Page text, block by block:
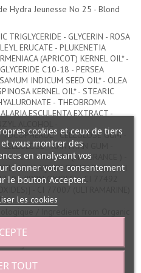
Hydra Jeunesse No 25 - Blond
TRIGLYCERIDE - GLYCERIN - ROSA
ERUCATE - PLUKENETIA
(APRICOT) KERNEL OIL* -
C10-18 - PERSEA
INDICUM SEED OIL* - OLEA
KERNEL OIL* - STEARIC
- THEOBROMA
ESCULENTA EXTRACT -
- CELLULOSE GUM -
- XANTHAN GUM -
ACID - PARFUM (FRAGRANCE ) -
- SILICA [MAY CONTAIN (+/-): CI
(IRON OXIDES) - CI 77492
actifs
d'origine naturelle
issus de l'agriculture biologique._
cookies et ceux de tiers
vous montrer des
en analysant vos
donner votre consentement
le bouton Accepter.
les cookies
TOUT